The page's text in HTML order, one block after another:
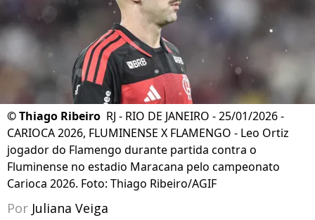
©Thiago Ribeiro RJ - RIO DE JANEIRO - 25/01/2026 -
CARIOCA 2026, FLUMINENSE X FLAMENGO - Leo Ortiz
jogador do Flamengo durante partida contra o
Fluminense no estadio Maracana pelo campeonato
Carioca 2026. Foto: Thiago Ribeiro/AGIF
Por Juliana Veiga